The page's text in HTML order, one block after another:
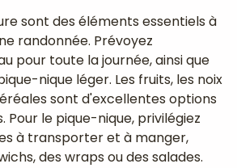
sont des éléments essentiels à
randonnée. Prévoyez
pour toute la journée, ainsi que
nique léger. Les fruits, les noix
sont d'excellentes options
Pour le pique-nique, privilégiez
à transporter et à manger,
des wraps ou des salades.